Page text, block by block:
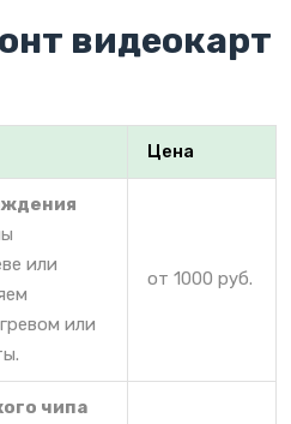
видеокарт
Цена
или
или
от 1000 руб.
чипа